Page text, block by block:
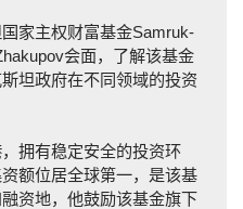
家主权财富基金Samruk-
会面，了解该基金
坦政府在不同领域的投资
拥有稳定安全的投资环
额位居全球第一，是该基
资地，他鼓励该基金旗下